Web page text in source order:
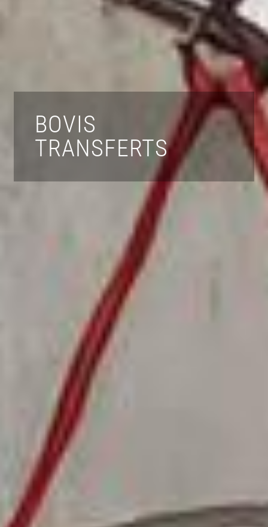
BOVIS
TRANSFERTS